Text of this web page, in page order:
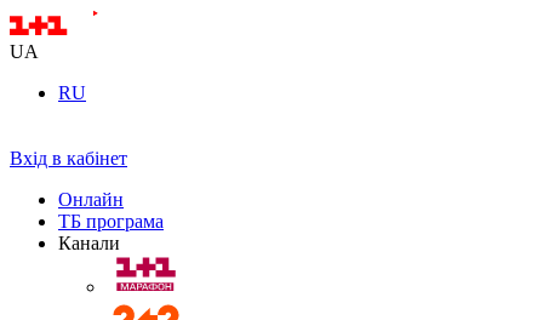
UA
RU
Вхід в кабінет
Онлайн
ТБ програма
Канали